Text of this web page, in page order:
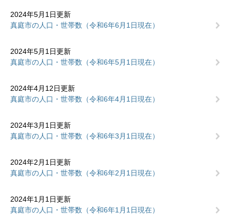
2024年5月1日更新
真庭市の人口・世帯数（令和6年6月1日現在）
2024年5月1日更新
真庭市の人口・世帯数（令和6年5月1日現在）
2024年4月12日更新
真庭市の人口・世帯数（令和6年4月1日現在）
2024年3月1日更新
真庭市の人口・世帯数（令和6年3月1日現在）
2024年2月1日更新
真庭市の人口・世帯数（令和6年2月1日現在）
2024年1月1日更新
真庭市の人口・世帯数（令和6年1月1日現在）